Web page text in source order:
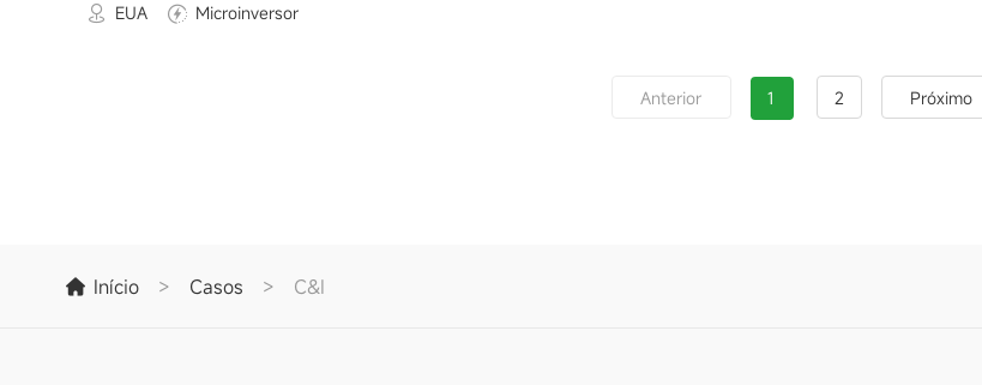
EUA Microinversor
Anterior 1 2 Próximo
Início > Casos > C&I